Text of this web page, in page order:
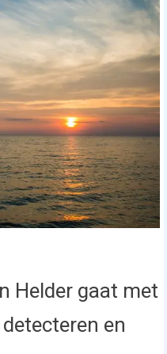
Helder gaat met
en